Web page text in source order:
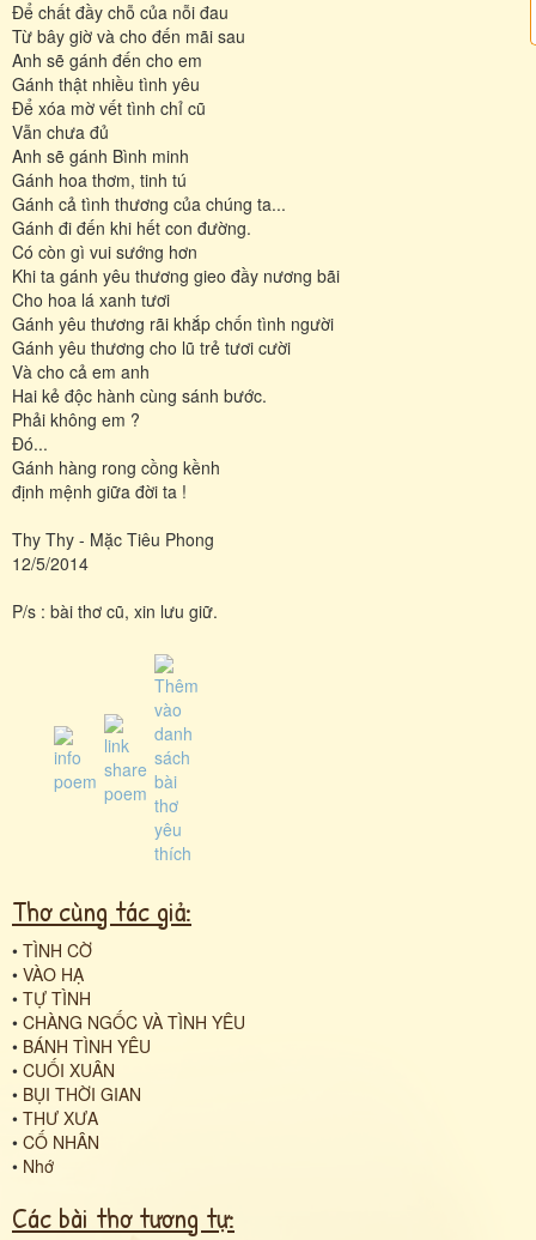
Để chất đầy chỗ của nỗi đau
Từ bây giờ và cho đến mãi sau
Anh sẽ gánh đến cho em
Gánh thật nhiều tình yêu
Để xóa mờ vết tình chỉ cũ
Vẫn chưa đủ
Anh sẽ gánh Bình minh
Gánh hoa thơm, tinh tú
Gánh cả tình thương của chúng ta...
Gánh đi đến khi hết con đường.
Có còn gì vui sướng hơn
Khi ta gánh yêu thương gieo đầy nương bãi
Cho hoa lá xanh tươi
Gánh yêu thương rãi khắp chốn tình người
Gánh yêu thương cho lũ trẻ tươi cười
Và cho cả em anh
Hai kẻ độc hành cùng sánh bước.
Phải không em ?
Đó...
Gánh hàng rong cồng kềnh
định mệnh giữa đời ta !
Thy Thy - Mặc Tiêu Phong
12/5/2014
P/s : bài thơ cũ, xin lưu giữ.
Thơ cùng tác giả:
• TÌNH CỜ
• VÀO HẠ
• TỰ TÌNH
• CHÀNG NGỐC VÀ TÌNH YÊU
• BÁNH TÌNH YÊU
• CUỐI XUÂN
• BỤI THỜI GIAN
• THƯ XƯA
• CỐ NHÂN
• Nhớ
Các bài thơ tương tự: